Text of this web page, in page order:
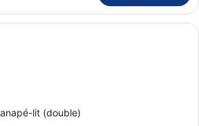
Une chambre d’hôtel moderne
lit (double)